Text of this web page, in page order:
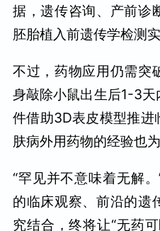
据，遗传咨询、产前诊
胚胎植入前遗传学检测
不过，药物应用仍需突
身敲除小鼠出生后1-3
件借助3D表皮模型推进
肤病外用药物的经验也
“罕见并不意味着无解
的临床观察、前沿的遗
究结合，终将让“无药